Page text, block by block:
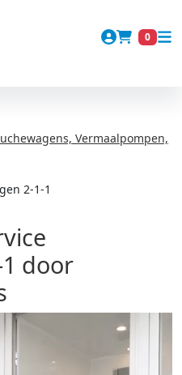
Account
0
Vermaalpompen,
2-1-1
door